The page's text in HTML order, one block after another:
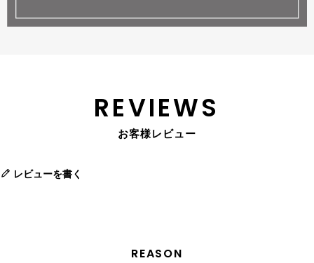
REVIEWS
お客様レビュー
レビューを書く
REASON